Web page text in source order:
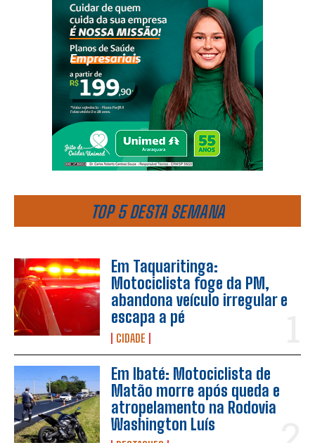
TOP 5 DESTA SEMANA
Em Taquaritinga:
Motociclista foge da PM,
abandona veículo irregular e
escapa a pé
CIDADE
Em Ibaté: Motociclista de
Matão morre após queda e
atropelamento na Rodovia
Washington Luís